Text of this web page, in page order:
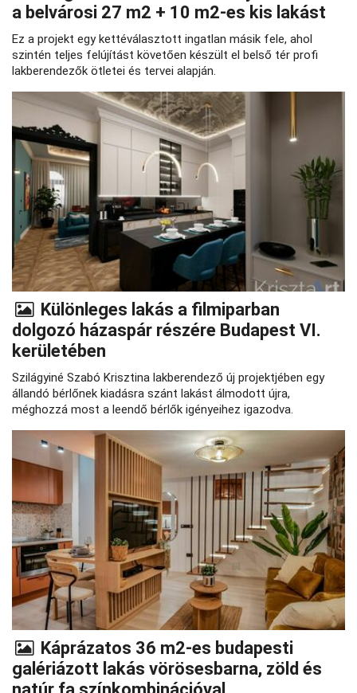
a belvárosi 27 m2 + 10 m2-es kis lakást
Ez a projekt egy kettéválasztott ingatlan másik fele, ahol
szintén teljes felújítást követően készült el belső tér profi
lakberendezők ötletei és tervei alapján.
Különleges lakás a filmiparban
dolgozó házaspár részére Budapest VI.
kerületében
Szilágyiné Szabó Krisztina lakberendező új projektjében egy
állandó bérlőnek kiadásra szánt lakást álmodott újra,
méghozzá most a leendő bérlők igényeihez igazodva.
Káprázatos 36 m2-es budapesti
galériázott lakás vörösesbarna, zöld és